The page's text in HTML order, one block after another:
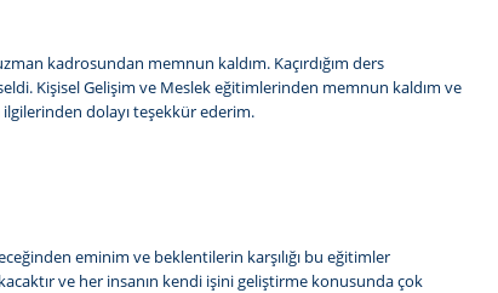
kadrosundan memnun kaldım. Kaçırdığım ders
Kişisel Gelişim ve Meslek eğitimlerinden memnun kaldım ve
dolayı teşekkür ederim.
eminim ve beklentilerin karşılığı bu eğitimler
ve her insanın kendi işini geliştirme konusunda çok